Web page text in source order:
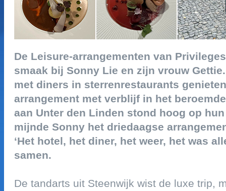
de leisure-arrangementen van
smaak bij sonny lie en zijn vrouw
met diners in sterrenrestaurants
arrangement met verblijf in het
aan unter den linden stond hoog op
mijnde sonny het driedaagse
‘het hotel, het diner, het weer, het was
samen.
de tandarts uit steenwijk wist de luxe trip,